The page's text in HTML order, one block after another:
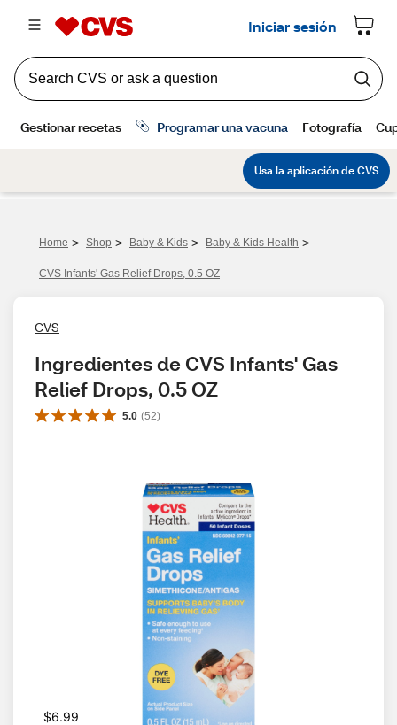
Home > Shop > Baby & Kids > Baby & Kids Health >
CVS Infants' Gas Relief Drops, 0.5 OZ
CVS
Ingredientes de CVS Infants' Gas
Relief Drops, 0.5 OZ
5.0 (52)
$6.99